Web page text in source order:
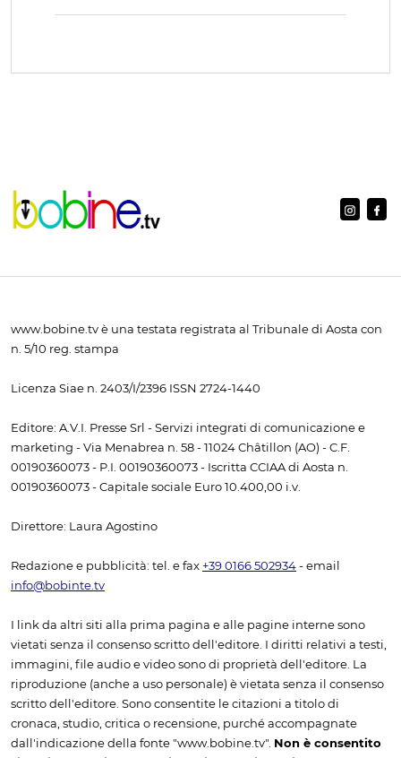
www.bobine.tv è una testata registrata al Tribunale di Aosta con
n. 5/10 reg. stampa
Licenza Siae n. 2403/I/2396 ISSN 2724-1440
Editore: A.V.I. Presse Srl - Servizi integrati di comunicazione e
marketing - Via Menabrea n. 58 - 11024 Châtillon (AO) - C.F.
00190360073 - P.I. 00190360073 - Iscritta CCIAA di Aosta n.
00190360073 - Capitale sociale Euro 10.400,00 i.v.
Direttore: Laura Agostino
Redazione e pubblicità: tel. e fax +39 0166 502934 - email
info@bobinte.tv
I link da altri siti alla prima pagina e alle pagine interne sono
vietati senza il consenso scritto dell'editore. I diritti relativi a testi,
immagini, file audio e video sono di proprietà dell'editore. La
riproduzione (anche a uso personale) è vietata senza il consenso
scritto dell'editore. Sono consentite le citazioni a titolo di
cronaca, studio, critica o recensione, purché accompagnate
dall'indicazione della fonte "www.bobine.tv". Non è consentito